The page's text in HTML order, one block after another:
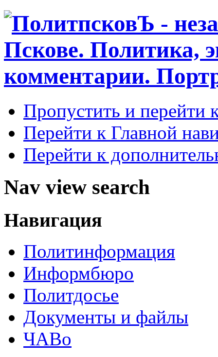
Пропустить и перейти
Перейти к Главной
Перейти к
Nav view search
Навигация
Политинформация
Информбюро
Политдосье
Документы и файлы
ЧАВо